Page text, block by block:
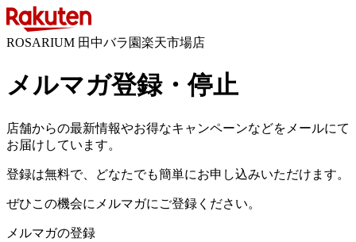
ROSARIUM 田中バラ園楽天市場店
メルマガ登録・停止
店舗からの最新情報やお得なキャンペーンなどをメールにて
お届けしています。
登録は無料で、どなたでも簡単にお申し込みいただけます。
ぜひこの機会にメルマガにご登録ください。
メルマガの登録